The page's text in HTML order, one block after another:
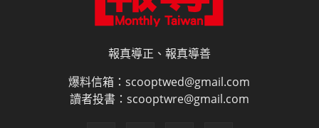
報真導正、報真導善
爆料信箱：scooptwed@gmail.com
讀者投書：scooptwre@gmail.com